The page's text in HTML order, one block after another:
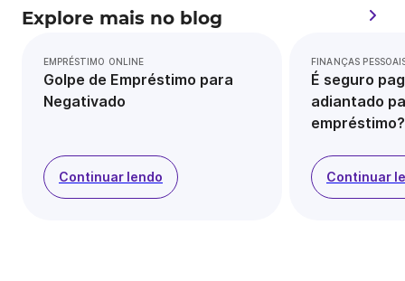
Explore mais no blog
EMPRÉSTIMO ONLINE
Golpe de Empréstimo para
Negativado
Continuar lendo
FINANÇAS
É seguro
adiantado
empréstimo?
Continuar